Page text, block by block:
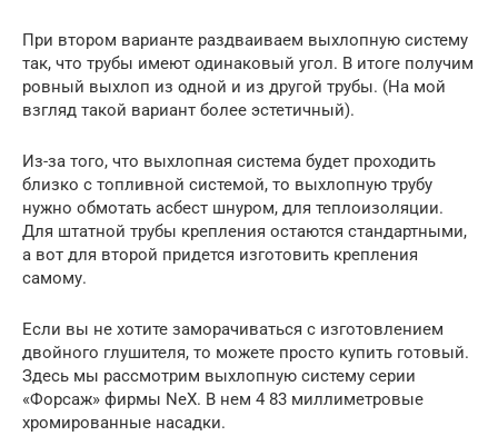
При втором варианте раздваиваем выхлопную систему
так, что трубы имеют одинаковый угол. В итоге получим
ровный выхлоп из одной и из другой трубы. (На мой
взгляд такой вариант более эстетичный).
Из-за того, что выхлопная система будет проходить
близко с топливной системой, то выхлопную трубу
нужно обмотать асбест шнуром, для теплоизоляции.
Для штатной трубы крепления остаются стандартными,
а вот для второй придется изготовить крепления
самому.
Если вы не хотите заморачиваться с изготовлением
двойного глушителя, то можете просто купить готовый.
Здесь мы рассмотрим выхлопную систему серии
«Форсаж» фирмы NeX. В нем 4 83 миллиметровые
хромированные насадки.